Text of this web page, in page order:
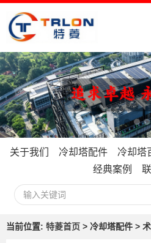
关于我们 冷却塔配件 冷却塔
经典案例
当前位置: 特菱首页 > 冷却塔配件 >